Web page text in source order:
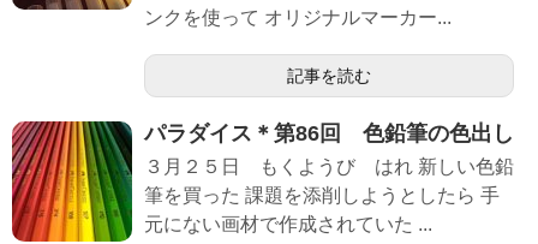
ンクを使って オリジナルマーカー...
記事を読む
パラダイス＊第86回 色鉛筆の色出し
３月２５日 もくようび はれ 新しい色鉛
筆を買った 課題を添削しようとしたら 手
元にない画材で作成されていた ...